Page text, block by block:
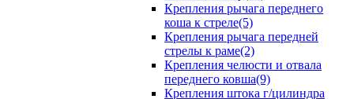
Крепления рычага переднего
коша к стреле(5)
Крепления рычага передней
стрелы к раме(2)
Крепления челюсти и отвала
переднего ковша(9)
Крепления штока г/цилиндра